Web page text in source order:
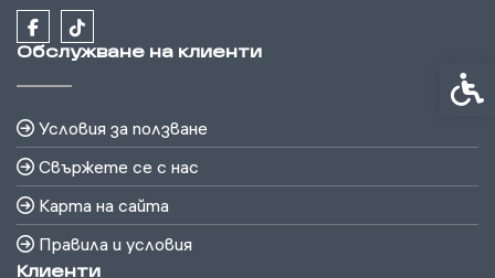
Обслужване на клиенти
Условия за ползване
Свържете се с нас
Карта на сайта
Правила и условия
Клиенти